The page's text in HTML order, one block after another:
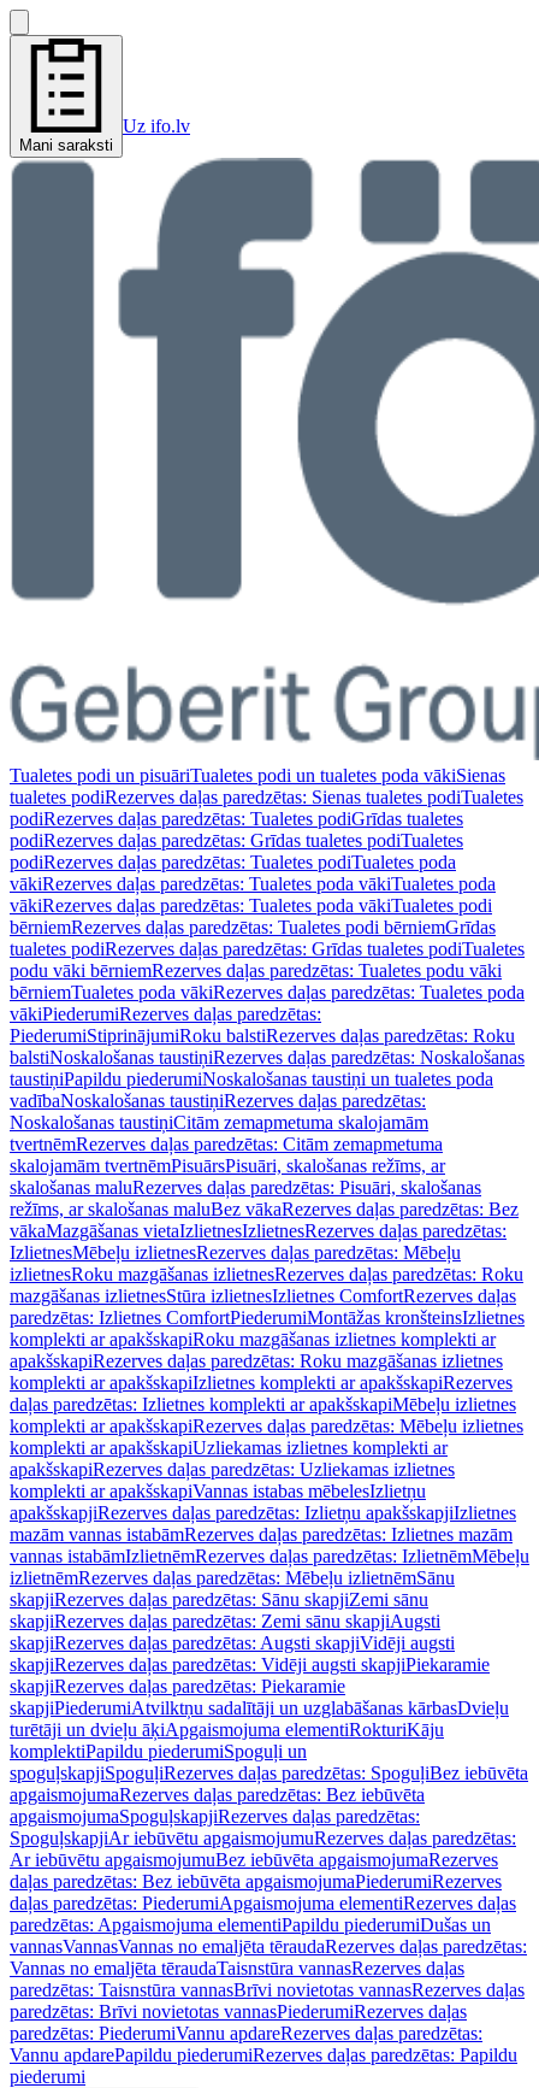
Mani saraksti
Uz ifo.lv
Tualetes podi un pisuāriTualetes podi un tualetes poda vākiSienas
tualetes podiRezerves daļas paredzētas: Sienas tualetes podiTualetes
podiRezerves daļas paredzētas: Tualetes podiGrīdas tualetes
podiRezerves daļas paredzētas: Grīdas tualetes podiTualetes
podiRezerves daļas paredzētas: Tualetes podiTualetes poda
vākiRezerves daļas paredzētas: Tualetes poda vākiTualetes poda
vākiRezerves daļas paredzētas: Tualetes poda vākiTualetes podi
bērniemRezerves daļas paredzētas: Tualetes podi bērniemGrīdas
tualetes podiRezerves daļas paredzētas: Grīdas tualetes podiTualetes
podu vāki bērniemRezerves daļas paredzētas: Tualetes podu vāki
bērniemTualetes poda vākiRezerves daļas paredzētas: Tualetes poda
vākiPiederumiRezerves daļas paredzētas:
PiederumiStiprinājumiRoku balstiRezerves daļas paredzētas: Roku
balstiNoskalošanas taustiņiRezerves daļas paredzētas: Noskalošanas
taustiņiPapildu piederumiNoskalošanas taustiņi un tualetes poda
vadībaNoskalošanas taustiņiRezerves daļas paredzētas:
Noskalošanas taustiņiCitām zemapmetuma skalojamām
tvertnēmRezerves daļas paredzētas: Citām zemapmetuma
skalojamām tvertnēmPisuārsPisuāri, skalošanas režīms, ar
skalošanas maluRezerves daļas paredzētas: Pisuāri, skalošanas
režīms, ar skalošanas maluBez vākaRezerves daļas paredzētas: Bez
vākaMazgāšanas vietaIzlietnesIzlietnesRezerves daļas paredzētas:
IzlietnesMēbeļu izlietnesRezerves daļas paredzētas: Mēbeļu
izlietnesRoku mazgāšanas izlietnesRezerves daļas paredzētas: Roku
mazgāšanas izlietnesStūra izlietnesIzlietnes ComfortRezerves daļas
paredzētas: Izlietnes ComfortPiederumiMontāžas kronšteinsIzlietnes
komplekti ar apakšskapiRoku mazgāšanas izlietnes komplekti ar
apakšskapiRezerves daļas paredzētas: Roku mazgāšanas izlietnes
komplekti ar apakšskapiIzlietnes komplekti ar apakšskapiRezerves
daļas paredzētas: Izlietnes komplekti ar apakšskapiMēbeļu izlietnes
komplekti ar apakšskapiRezerves daļas paredzētas: Mēbeļu izlietnes
komplekti ar apakšskapiUzliekamas izlietnes komplekti ar
apakšskapiRezerves daļas paredzētas: Uzliekamas izlietnes
komplekti ar apakšskapiVannas istabas mēbelesIzlietņu
apakšskapjiRezerves daļas paredzētas: Izlietņu apakšskapjiIzlietnes
mazām vannas istabāmRezerves daļas paredzētas: Izlietnes mazām
vannas istabāmIzlietnēmRezerves daļas paredzētas: IzlietnēmMēbeļu
izlietnēmRezerves daļas paredzētas: Mēbeļu izlietnēmSānu
skapjiRezerves daļas paredzētas: Sānu skapjiZemi sānu
skapjiRezerves daļas paredzētas: Zemi sānu skapjiAugsti
skapjiRezerves daļas paredzētas: Augsti skapjiVidēji augsti
skapjiRezerves daļas paredzētas: Vidēji augsti skapjiPiekaramie
skapjiRezerves daļas paredzētas: Piekaramie
skapjiPiederumiAtvilktņu sadalītāji un uzglabāšanas kārbasDvieļu
turētāji un dvieļu āķiApgaismojuma elementiRokturiKāju
komplektiPapildu piederumiSpoguļi un
spoguļskapjiSpoguļiRezerves daļas paredzētas: SpoguļiBez iebūvēta
apgaismojumaRezerves daļas paredzētas: Bez iebūvēta
apgaismojumaSpoguļskapjiRezerves daļas paredzētas:
SpoguļskapjiAr iebūvētu apgaismojumuRezerves daļas paredzētas:
Ar iebūvētu apgaismojumuBez iebūvēta apgaismojumaRezerves
daļas paredzētas: Bez iebūvēta apgaismojumaPiederumiRezerves
daļas paredzētas: PiederumiApgaismojuma elementiRezerves daļas
paredzētas: Apgaismojuma elementiPapildu piederumiDušas un
vannasVannasVannas no emaljēta tēraudaRezerves daļas paredzētas:
Vannas no emaljēta tēraudaTaisnstūra vannasRezerves daļas
paredzētas: Taisnstūra vannasBrīvi novietotas vannasRezerves daļas
paredzētas: Brīvi novietotas vannasPiederumiRezerves daļas
paredzētas: PiederumiVannu apdareRezerves daļas paredzētas:
Vannu apdarePapildu piederumiRezerves daļas paredzētas: Papildu
piederumi